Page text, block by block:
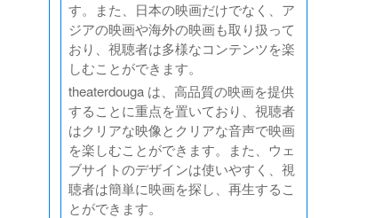
す。また、日本の映画だけでなく、ア
ジアの映画や海外の映画も取り扱って
おり、視聴者は多様なコンテンツを楽
しむことができます。
theaterdouga は、高品質の映画を提供
することに重点を置いており、視聴者
はクリアな映像とクリアな音声で映画
を楽しむことができます。また、ウェ
ブサイトのデザインは使いやすく、視
聴者は簡単に映画を探し、再生するこ
とができます。